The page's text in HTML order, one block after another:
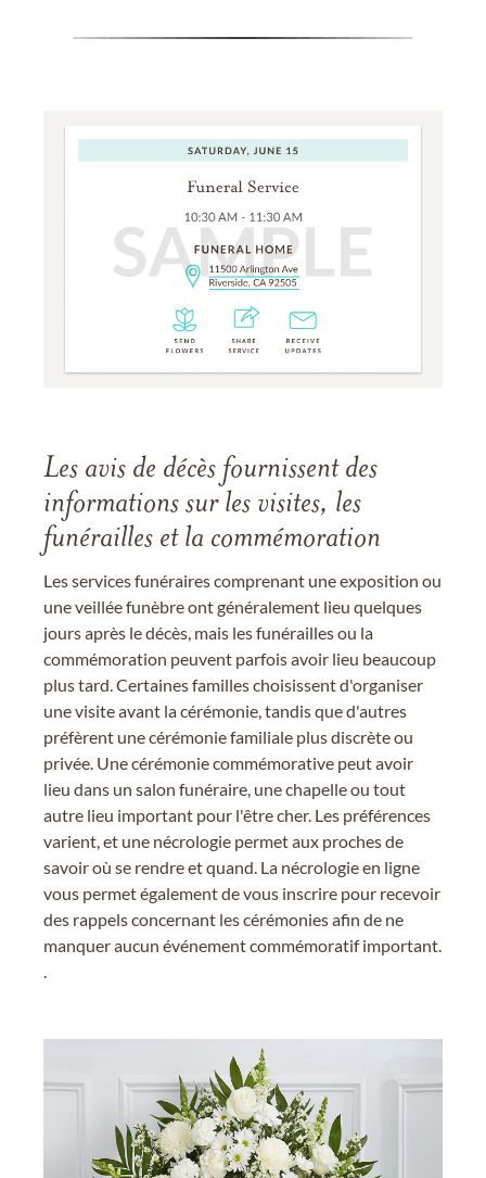
Les avis de décès fournissent des
informations sur les visites, les
funérailles et la commémoration
Les services funéraires comprenant une exposition ou
une veillée funèbre ont généralement lieu quelques
jours après le décès, mais les funérailles ou la
commémoration peuvent parfois avoir lieu beaucoup
plus tard. Certaines familles choisissent d'organiser
une visite avant la cérémonie, tandis que d'autres
préfèrent une cérémonie familiale plus discrète ou
privée. Une cérémonie commémorative peut avoir
lieu dans un salon funéraire, une chapelle ou tout
autre lieu important pour l'être cher. Les préférences
varient, et une nécrologie permet aux proches de
savoir où se rendre et quand. La nécrologie en ligne
vous permet également de vous inscrire pour recevoir
des rappels concernant les cérémonies afin de ne
manquer aucun événement commémoratif important.